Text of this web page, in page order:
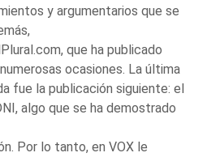
y argumentarios que se
que ha publicado
ocasiones. La última
fue la publicación siguiente: el
algo que se ha demostrado
Por lo tanto, en VOX le